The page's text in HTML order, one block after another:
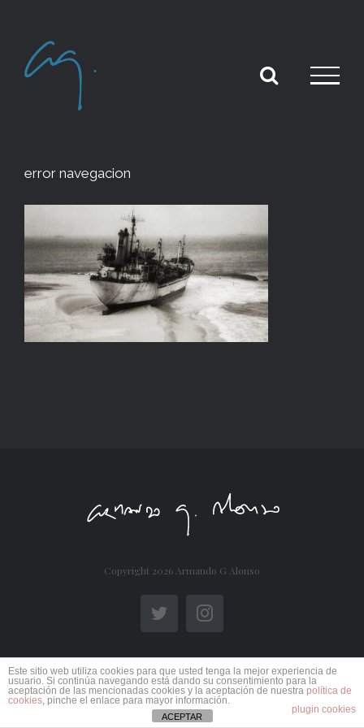
content
error navegacion
Copyright 2026 Armando G Alonso
TwitterInstagram
Este sitio web utiliza cookies para que usted tenga la mejor experiencia de
usuario. Si continúa navegando está dando su consentimiento para la
aceptación de las mencionadas cookies y la aceptación de nuestra política de
cookies, pinche el enlace para mayor información.
plugin cookies
ACEPTAR